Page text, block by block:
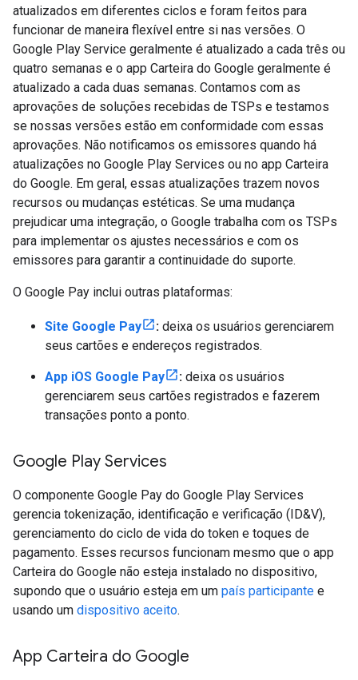
atualizados em diferentes ciclos e foram feitos para
funcionar de maneira flexível entre si nas versões. O
Google Play Service geralmente é atualizado a cada três ou
quatro semanas e o app Carteira do Google geralmente é
atualizado a cada duas semanas. Contamos com as
aprovações de soluções recebidas de TSPs e testamos
se nossas versões estão em conformidade com essas
aprovações. Não notificamos os emissores quando há
atualizações no Google Play Services ou no app Carteira
do Google. Em geral, essas atualizações trazem novos
recursos ou mudanças estéticas. Se uma mudança
prejudicar uma integração, o Google trabalha com os TSPs
para implementar os ajustes necessários e com os
emissores para garantir a continuidade do suporte.
O Google Pay inclui outras plataformas:
Site Google Pay : deixa os usuários gerenciarem
seus cartões e endereços registrados.
App iOS Google Pay : deixa os usuários
gerenciarem seus cartões registrados e fazerem
transações ponto a ponto.
Google Play Services
O componente Google Pay do Google Play Services
gerencia tokenização, identificação e verificação (ID&V),
gerenciamento do ciclo de vida do token e toques de
pagamento. Esses recursos funcionam mesmo que o app
Carteira do Google não esteja instalado no dispositivo,
supondo que o usuário esteja em um país participante e
usando um dispositivo aceito.
App Carteira do Google